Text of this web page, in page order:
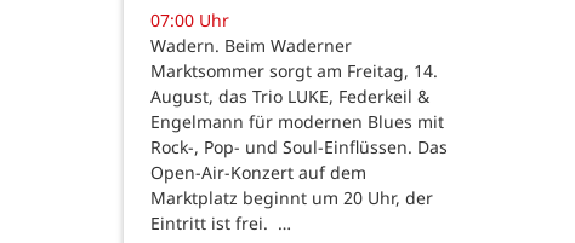
07:00 Uhr
Wadern. Beim Waderner
Marktsommer sorgt am Freitag, 14.
August, das Trio LUKE, Federkeil &
Engelmann für modernen Blues mit
Rock-, Pop- und Soul-Einflüssen. Das
Open-Air-Konzert auf dem
Marktplatz beginnt um 20 Uhr, der
Eintritt ist frei. …